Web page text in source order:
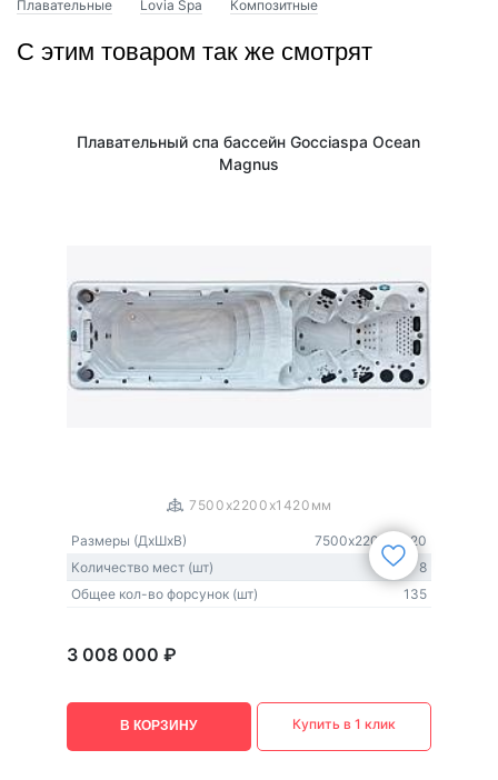
Плавательные Lovia Spa Композитные
С этим товаром так же смотрят
Плавательный спа бассейн Gocciaspa Ocean
Magnus
7500x2200x1420мм
Размеры (ДxШxВ)
7500х2200х1420
Количество мест (шт)
8
Общее кол-во форсунок (шт)
135
3 008 000 ₽
В КОРЗИНУ Купить в 1 клик